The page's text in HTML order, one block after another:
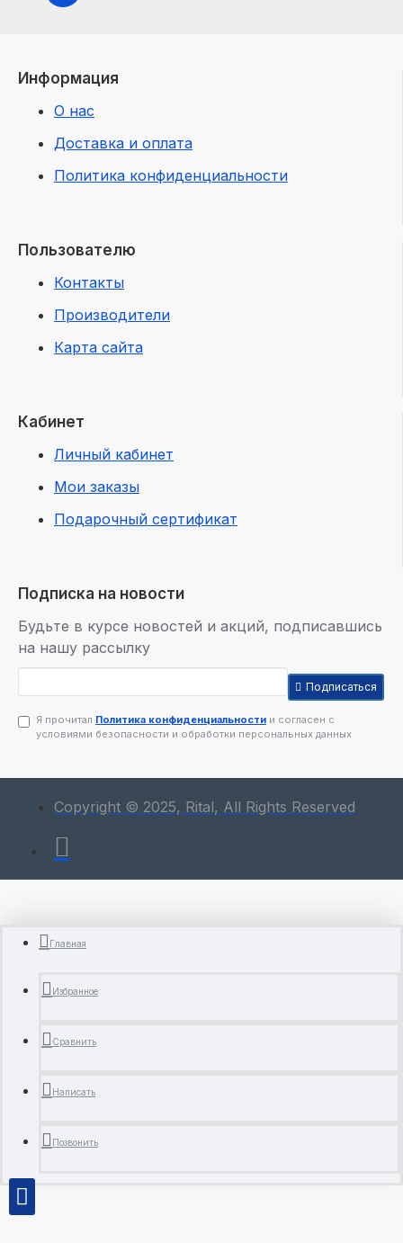
Информация
О нас
Доставка и оплата
Политика конфиденциальности
Пользователю
Контакты
Производители
Карта сайта
Кабинет
Личный кабинет
Мои заказы
Подарочный сертификат
Подписка на новости
Будьте в курсе новостей и акций, подписавшись
на нашу рассылку
Подписаться
Я прочитал Политика конфиденциальности и согласен с
условиями безопасности и обработки персональных данных
Copyright © 2025, Rital, All Rights Reserved
Главная
Избранное
Сравнить
Написать
Позвонить